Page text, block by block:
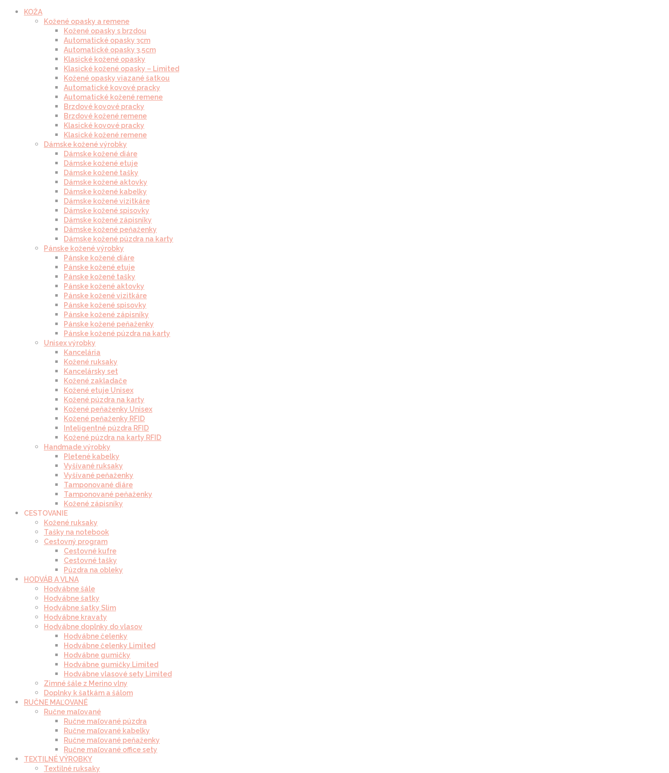
KOŽA
Kožené opasky a remene
Kožené opasky s brzdou
Automatické opasky 3cm
Automatické opasky 3.5cm
Klasické kožené opasky
Klasické kožené opasky – Limited
Kožené opasky viazané šatkou
Automatické kovové pracky
Automatické kožené remene
Brzdové kovové pracky
Brzdové kožené remene
Klasické kovové pracky
Klasické kožené remene
Dámske kožené výrobky
Dámske kožené diáre
Dámske kožené etuje
Dámske kožené tašky
Dámske kožené aktovky
Dámske kožené kabelky
Dámske kožené vizitkáre
Dámske kožené spisovky
Dámske kožené zápisníky
Dámske kožené peňaženky
Dámske kožené púzdra na karty
Pánske kožené výrobky
Pánske kožené diáre
Pánske kožené etuje
Pánske kožené tašky
Pánske kožené aktovky
Pánske kožené vizitkáre
Pánske kožené spisovky
Pánske kožené zápisníky
Pánske kožené peňaženky
Pánske kožené púzdra na karty
Unisex výrobky
Kancelária
Kožené ruksaky
Kancelársky set
Kožené zakladače
Kožené etuje Unisex
Kožené púzdra na karty
Kožené peňaženky Unisex
Kožené peňaženky RFID
Inteligentné púzdra RFID
Kožené púzdra na karty RFID
Handmade výrobky
Pletené kabelky
Vyšívané ruksaky
Vyšívané peňaženky
Tamponované diáre
Tamponované peňaženky
Kožené zápisníky
CESTOVANIE
Kožené ruksaky
Tašky na notebook
Cestovný program
Cestovné kufre
Cestovné tašky
Púzdra na obleky
HODVÁB A VLNA
Hodvábne šále
Hodvábne šatky
Hodvábne šatky Slim
Hodvábne kravaty
Hodvábne doplnky do vlasov
Hodvábne čelenky
Hodvábne čelenky Limited
Hodvábne gumičky
Hodvábne gumičky Limited
Hodvábne vlasové sety Limited
Zimné šále z Merino vlny
Doplnky k šatkám a šálom
RUČNE MAĽOVANÉ
Ručne maľované
Ručne maľované púzdra
Ručne maľované kabelky
Ručne maľované peňaženky
Ručne maľované office sety
TEXTILNÉ VÝROBKY
Textilné ruksaky